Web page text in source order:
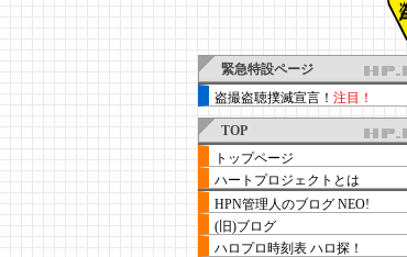
緊急特設ページ
盗撮盗聴撲滅宣言！ 注目！
TOP
トップページ
ハートプロジェクトとは
HPN管理人のブログ NEO!
(旧)ブログ
ハロプロ時刻表 ハロ探！